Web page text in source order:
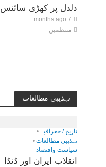
دلدل پر کھڑی سائنس
7 months ago
منتظمین
تہذیبی مطالعات
تاریخ / جغرافیہ
•
تہذیبی مطالعات •
سیاست واقتصاد
انقلاب ایران اور ڈنڈا